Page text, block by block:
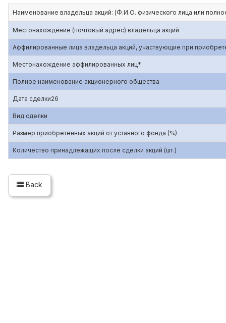
Наименование владельца акций: (Ф.И.О. физического лица или
Местонахождение (почтовый адрес) владельца акций
Аффилированные лица владельца акций, участвующие при
Местонахождение аффилированных лиц*
Полное наименование акционерного общества
Дата сделки26
Вид сделки
Размер приобретенных акций от уставного фонда (%)
Количество принадлежащих после сделки акций (шт.)
Back